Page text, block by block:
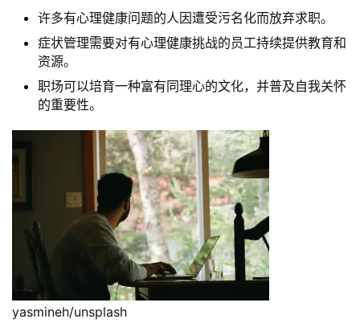
许多有心理健康问题的人因遭受污名化而放弃求职。
症状管理需要对有心理健康挑战的员工持续提供教育和
资源。
职场可以培育一种富有同理心的文化，并普及自我关怀
的重要性。
yasmineh/unsplash